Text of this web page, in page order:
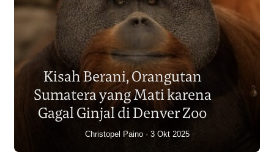
Populasi Orangutan
Sumatera Berkurang 2.700
Individu dalam Satu Dekade?
Junaidi Hanafiah 14 Jul 2026
Kisah Berani, Orangutan
Sumatera yang Mati karena
Gagal Ginjal di Denver Zoo
Christopel Paino 3 Okt 2025